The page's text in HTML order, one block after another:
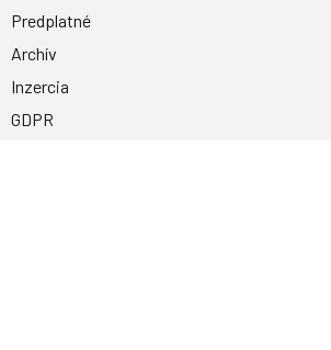
Predplatné
Archív
Inzercia
GDPR